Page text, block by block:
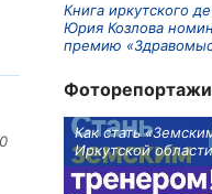
Книга иркутского
Юрия Козлова
премию
Фоторепортажи
Как стать
Иркутской области